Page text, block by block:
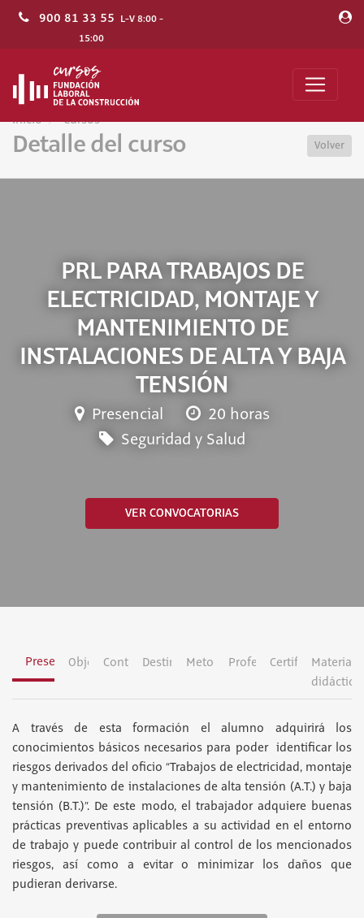
900 81 33 55 L-V 8:00 -
15:00
Inicio Cursos
Detalle del curso Volver
PRL PARA TRABAJOS DE
ELECTRICIDAD, MONTAJE Y
MANTENIMIENTO DE
INSTALACIONES DE ALTA Y BAJA
TENSIÓN
Presencial
20 horas
Seguridad y Salud
VER CONVOCATORIAS
PresentaciónObjetivosContenidosDestinatariosMetodologíaProfesoradoCertificación
Material
didáctico
A través de esta formación el alumno adquirirá los
conocimientos básicos necesarios para poder identificar los
riesgos derivados del oficio “Trabajos de electricidad, montaje
y mantenimiento de instalaciones de alta tensión (A.T.) y baja
tensión (B.T.)”. De este modo, el trabajador adquiere buenas
prácticas preventivas aplicables a su actividad en el entorno
de trabajo y puede contribuir al control de los mencionados
riesgos, así como a evitar o minimizar los daños que
pudieran derivarse.